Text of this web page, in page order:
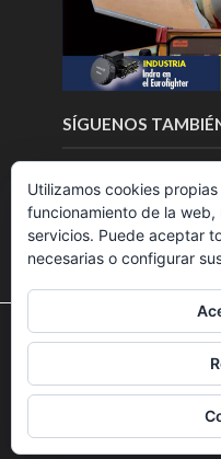
SÍGUENOS
Copyright © 2018.Fly
UAS
Utilizamos cookies para
nuestra web.
Puedes aprender más
desactivarlas en losajustes.
Utilizamos cookies
funcionamiento de la
servicios. Puede aceptar
necesarias o configurar